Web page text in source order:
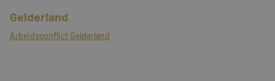
Gelderland
Arbeidsconflict Gelderland